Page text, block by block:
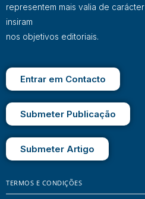
representem mais valia de
insiram
nos objetivos editoriais.
Entrar em Contacto
Submeter Publicação
Submeter Artigo
TERMOS E CONDIÇÕES